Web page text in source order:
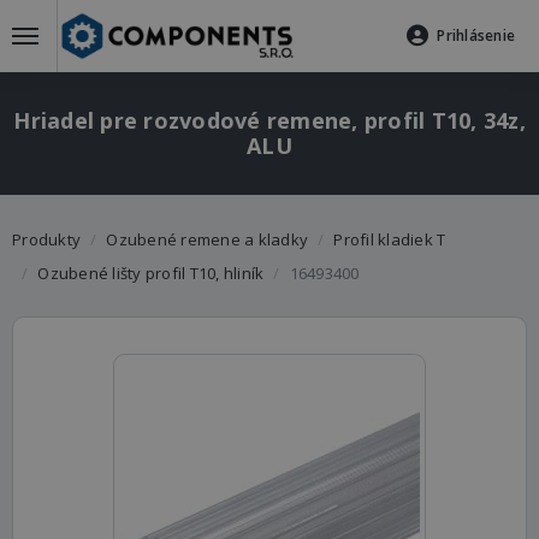
Prihlásenie
Hriadel pre rozvodové remene, profil T10, 34z,
ALU
Produkty Ozubené remene a kladky
Profil kladiek T
Ozubené lišty profil T10, hliník
16493400